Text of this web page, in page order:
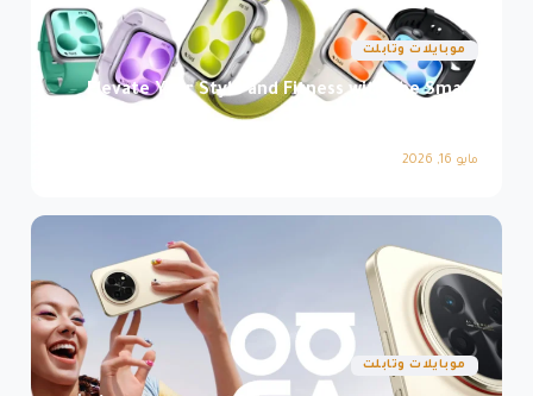
موبايلات وتابلت
Elevate Your Style and Fitness with the Smart
مايو 16, 2026
موبايلات وتابلت